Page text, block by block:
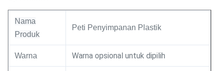
Nama
Produk
Peti Penyimpanan Plastik
Warna Warna opsional untuk dipilih